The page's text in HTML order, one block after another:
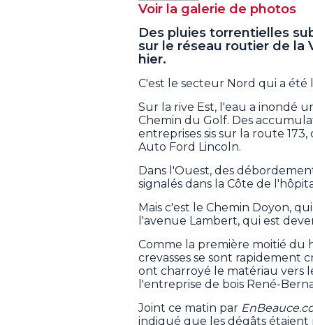
Voir la galerie de photos
Des pluies torrentielles
sur le réseau routier de la
hier.
C'est le secteur Nord qui a
Sur la rive Est, l'eau a inondé
Chemin du Golf. Des
entreprises sis sur la route
Auto Ford Lincoln.
Dans l'Ouest, des
signalés dans la Côte de
Mais c'est le Chemin Doyon,
l'avenue Lambert, qui est
Comme la première moitié du
crevasses se sont rapidement
ont charroyé le matériau vers
l'entreprise de bois René-
Joint ce matin par
indiqué que les dégâts